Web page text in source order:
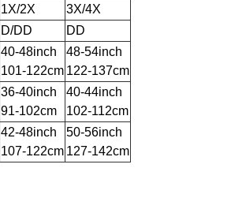
1X/2X
3X/4X
D/DD DD
40-48inch
101-122cm
48-54inch
122-137cm
36-40inch
91-102cm
40-44inch
102-112cm
42-48inch
107-122cm
50-56inch
127-142cm